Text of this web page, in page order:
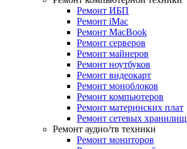
Ремонт ИБП
Ремонт iMac
Ремонт MacBook
Ремонт серверов
Ремонт майнеров
Ремонт ноутбуков
Ремонт видеокарт
Ремонт моноблоков
Ремонт компьютеров
Ремонт материнских плат
Ремонт сетевых хранилищ
Ремонт аудио/тв техники
Ремонт мониторов